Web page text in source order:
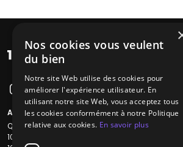
A propos
Qui sommes-nous ?
1001Salles
Liens utiles
Nos cookies vous veulent
du bien
Notre site Web utilise des cookies pour
améliorer l'expérience utilisateur. En
utilisant notre site Web, vous acceptez tous
les cookies conformément à notre Politique
relative aux cookies. En savoir plus